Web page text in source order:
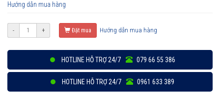
Hướng dẫn mua hàng
- + Đặt mua Hướng dẫn mua hàng
HOTLINE HỖ TRỢ 24/7 079 66 55 386
HOTLINE HỖ TRỢ 24/7 0961 633 389